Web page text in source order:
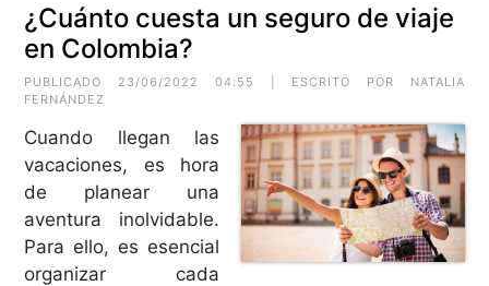
¿Cuánto cuesta un seguro de viaje
en Colombia?
PUBLICADO 23/06/2022 04:55 | ESCRITO POR NATALIA
FERNÁNDEZ
Cuando llegan las
vacaciones, es hora
de planear una
aventura inolvidable.
Para ello, es esencial
organizar cada